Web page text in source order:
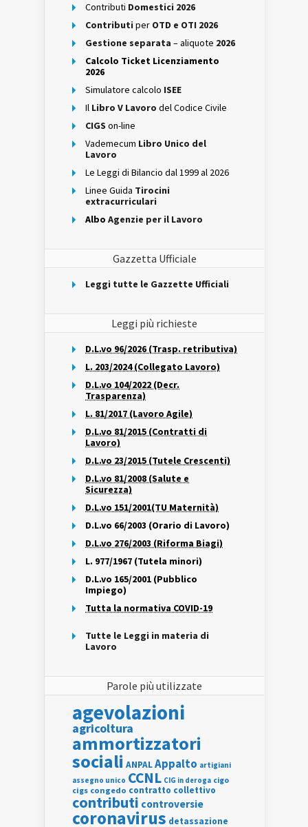
Contributi Domestici 2026
Contributi per OTD e OTI 2026
Gestione separata – aliquote 2026
Calcolo Ticket Licenziamento
2026
Simulatore calcolo ISEE
Il Libro V Lavoro del Codice Civile
CIGS on-line
Vademecum Libro Unico del
Lavoro
Le Leggi di Bilancio dal 1999 al 2026
Linee Guida Tirocini
extracurriculari
Albo Agenzie per il Lavoro
Gazzetta Ufficiale
Leggi tutte le Gazzette Ufficiali
Leggi più richieste
D.L.vo 96/2026 (Trasp. retributiva)
L. 203/2024 (Collegato Lavoro)
D.L.vo 104/2022 (Decr.
Trasparenza)
L. 81/2017 (Lavoro Agile)
D.L.vo 81/2015 (Contratti di
Lavoro)
D.L.vo 23/2015 (Tutele Crescenti)
D.L.vo 81/2008 (Salute e
Sicurezza)
D.L.vo 151/2001(TU Maternità)
D.L.vo 66/2003 (Orario di Lavoro)
D.L.vo 276/2003 (Riforma Biagi)
L. 977/1967 (Tutela minori)
D.L.vo 165/2001 (Pubblico
Impiego)
Tutta la normativa COVID-19
Tutte le Leggi in materia di
Lavoro
Parole più utilizzate
agevolazioni
agricoltura
ammortizzatori
sociali ANPALAppalto artigiani
assegno unico CCNL CIG in deroga cigo
cigs congedo contratto collettivo
contributi controversie
coronavirus detassazione